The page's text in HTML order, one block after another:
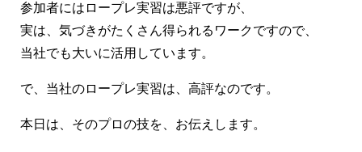
参加者にはロープレ実習は悪評ですが、
実は、気づきがたくさん得られるワークですので、
当社でも大いに活用しています。
で、当社のロープレ実習は、高評なのです。
本日は、そのプロの技を、お伝えします。